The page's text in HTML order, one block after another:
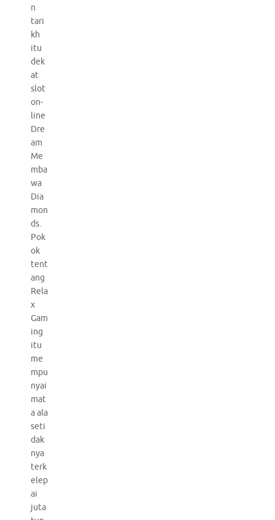
n
tari
kh
itu
dek
at
slot
on-
line
Dre
am
Me
mba
wa
Dia
mon
ds.
Pok
ok
tent
ang
Rela
x
Gam
ing
itu
me
mpu
nyai
mat
a ala
seti
dak
nya
terk
elep
ai
juta